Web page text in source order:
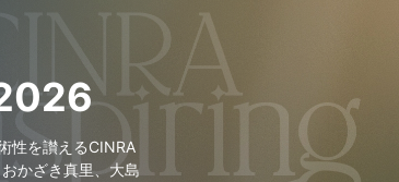
性を讃えるCINRA
かざき真里、大島